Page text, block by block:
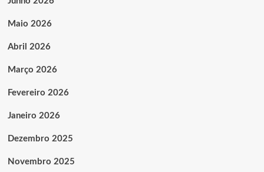
Maio 2026
Abril 2026
Março 2026
Fevereiro 2026
Janeiro 2026
Dezembro 2025
Novembro 2025